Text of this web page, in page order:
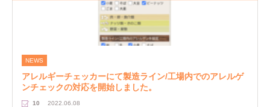
NEWS
アレルギーチェッカーにて製造ライン/工場内でのアレルゲ
ンチェックの対応を開始しました。
10 2022.06.08